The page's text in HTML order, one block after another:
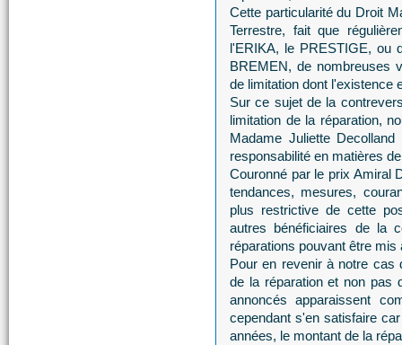
Cette particularité du Droit
Terrestre, fait que
l'ERIKA, le PRESTIGE, ou
BREMEN, de nombreuses
de limitation dont l'existence
Sur ce sujet de la
limitation de la réparation,
Madame Juliette
responsabilité en matières
Couronné par le prix Amiral
tendances, mesures,
plus restrictive de cette
autres bénéficiaires de la
réparations pouvant être mis
Pour en revenir à notre cas
de la réparation et non pas
annoncés apparaissent
cependant s'en satisfaire
années, le montant de la